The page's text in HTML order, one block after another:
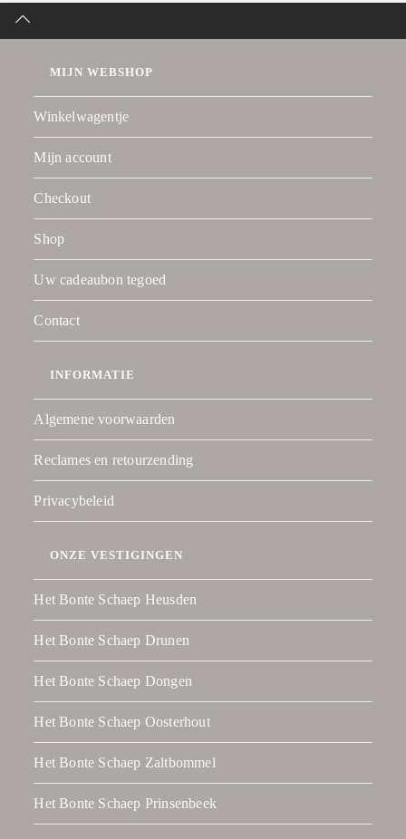
MIJN WEBSHOP
Winkelwagentje
Mijn account
Checkout
Shop
Uw cadeaubon tegoed
Contact
INFORMATIE
Algemene voorwaarden
Reclames en retourzending
Privacybeleid
ONZE VESTIGINGEN
Het Bonte Schaep Heusden
Het Bonte Schaep Drunen
Het Bonte Schaep Dongen
Het Bonte Schaep Oosterhout
Het Bonte Schaep Zaltbommel
Het Bonte Schaep Prinsenbeek